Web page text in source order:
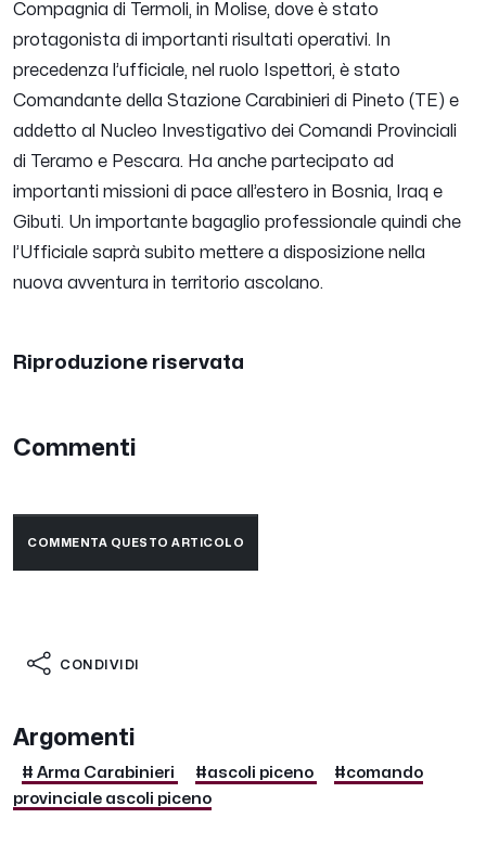
Compagnia di Termoli, in Molise, dove è stato
protagonista di importanti risultati operativi. In
precedenza l’ufficiale, nel ruolo Ispettori, è stato
Comandante della Stazione Carabinieri di Pineto (TE) e
addetto al Nucleo Investigativo dei Comandi Provinciali
di Teramo e Pescara. Ha anche partecipato ad
importanti missioni di pace all’estero in Bosnia, Iraq e
Gibuti. Un importante bagaglio professionale quindi che
l’Ufficiale saprà subito mettere a disposizione nella
nuova avventura in territorio ascolano.
Riproduzione riservata
Commenti
COMMENTA QUESTO ARTICOLO
CONDIVIDI
Argomenti
# Arma Carabinieri #ascoli piceno
#comando
provinciale ascoli piceno